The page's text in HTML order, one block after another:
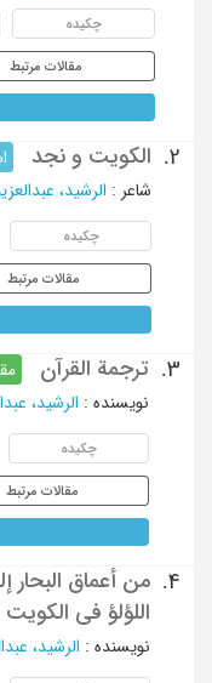
چکیده
مقالات مرتبط
2. الکویت و نجد
شاعر : الرشید،
چکیده
مقالات مرتبط
3. ترجمة القرآن
نویسنده : الرشید،
چکیده
مقالات مرتبط
4.
من أعماق
اللؤلؤ فی
نویسنده : الرشید،